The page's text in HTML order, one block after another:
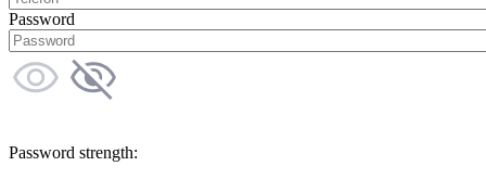
Password
Password strength: